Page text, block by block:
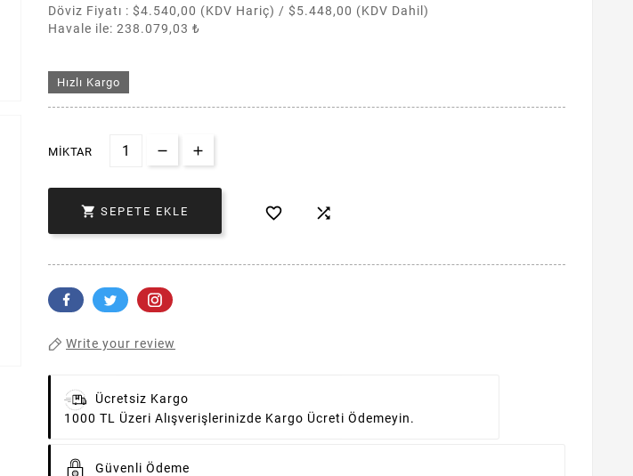
Döviz Fiyatı : $4.540,00 (KDV Hariç) / $5.448,00 (KDV Dahil)
Havale ile: 238.079,03 ₺
Hızlı Kargo
MIKTAR
 SEPETE EKLE  
Write your review
Ücretsiz Kargo
1000 TL Üzeri Alışverişlerinizde Kargo Ücreti Ödemeyin.
Güvenli Ödeme